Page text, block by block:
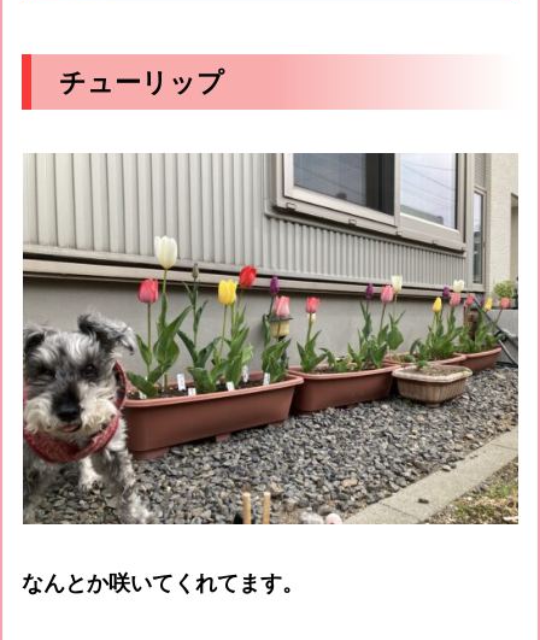
チューリップ
なんとか咲いてくれてます。